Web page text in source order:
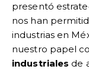
presentó
nos han
industrias en
nuestro papel
industriales de